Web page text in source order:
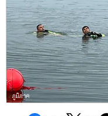
ภูมิภาค